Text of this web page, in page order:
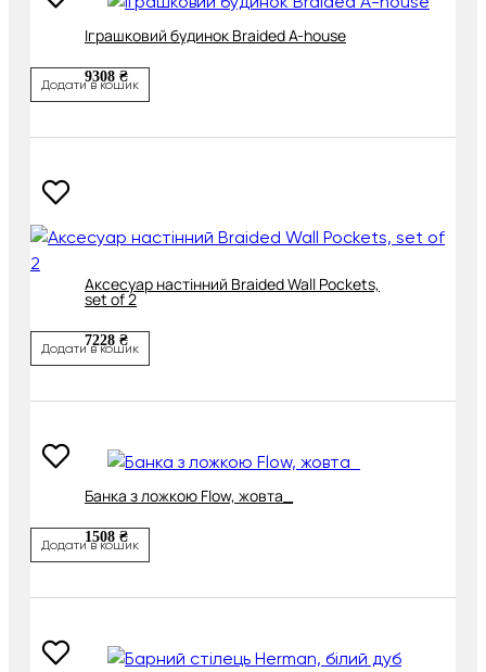
Іграшковий будинок Braided A-house
9308 ₴
Додати в кошик
Аксесуар настінний Braided Wall Pockets,
set of 2
7228 ₴
Додати в кошик
Банка з ложкою Flow, жовта_
1508 ₴
Додати в кошик